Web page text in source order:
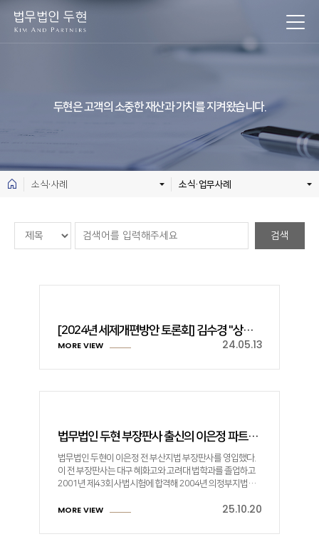
두현은 고객의 소중한 재산과 가치를 지켜왔습니다.
소식·사례 소식·업무사례
검색
[2024년 세제개편방안 토론회] 김수경 "상속세, 자본이득세로 신속한 전환 필요"
MORE VIEW 24.05.13
법무법인 두현 부장판사 출신의 이은정 파트너 영입
법무법인 두현이 이은정 전 부산지법 부장판사를 영입했다.
이 전 부장판사는 대구 혜화고와 고려대 법학과를 졸업하고
2001년 제43회 사법시험에 합격해 2004년 의정부지법…
MORE VIEW 25.10.20